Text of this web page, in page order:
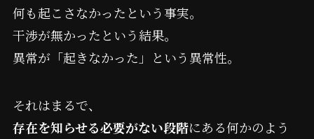
何も起こさなかったという事実。
干渉が無かったという結果。
異常が「起きなかった」という異常性。
それはまるで、
存在を知らせる必要がない段階にある何かのよう